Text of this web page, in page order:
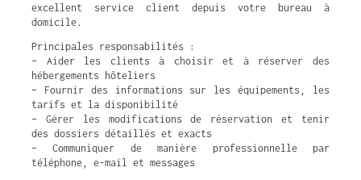
excellent service client depuis votre bureau à
domicile.
Principales responsabilités :
– Aider les clients à choisir et à réserver des
hébergements hôteliers
– Fournir des informations sur les équipements, les
tarifs et la disponibilité
– Gérer les modifications de réservation et tenir
des dossiers détaillés et exacts
– Communiquer de manière professionnelle par
téléphone, e-mail et messages